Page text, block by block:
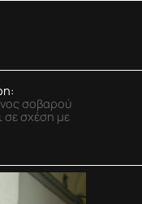
πτώση